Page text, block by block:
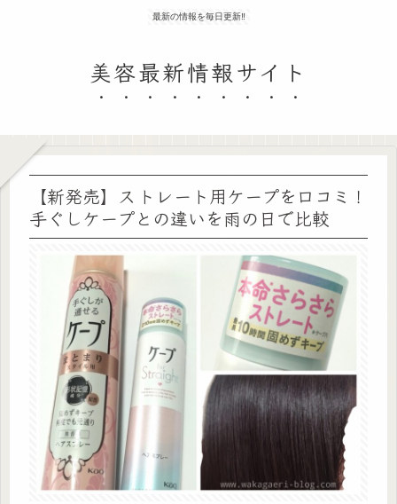
最新の情報を毎日更新‼
美容最新情報サイト
【新発売】ストレート用ケープを口コミ！
手ぐしケープとの違いを雨の日で比較